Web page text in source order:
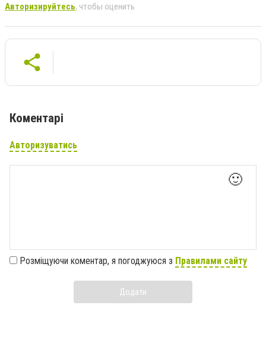
Авторизируйтесь, чтобы оценить
Коментарі
Авторизуватись
🙂
Розміщуючи коментар, я погоджуюся з Правилами сайту
Додати